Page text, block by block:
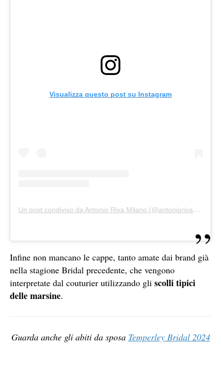
Visualizza questo post su Instagram
Un post condiviso da Antonio Riva Milano (@antoniorivamilano)
Infine non mancano le cappe, tanto amate dai brand già
nella stagione Bridal precedente, che vengono
interpretate dal couturier utilizzando gli scolli tipici
delle marsine.
Guarda anche gli abiti da sposa Temperley Bridal 2024